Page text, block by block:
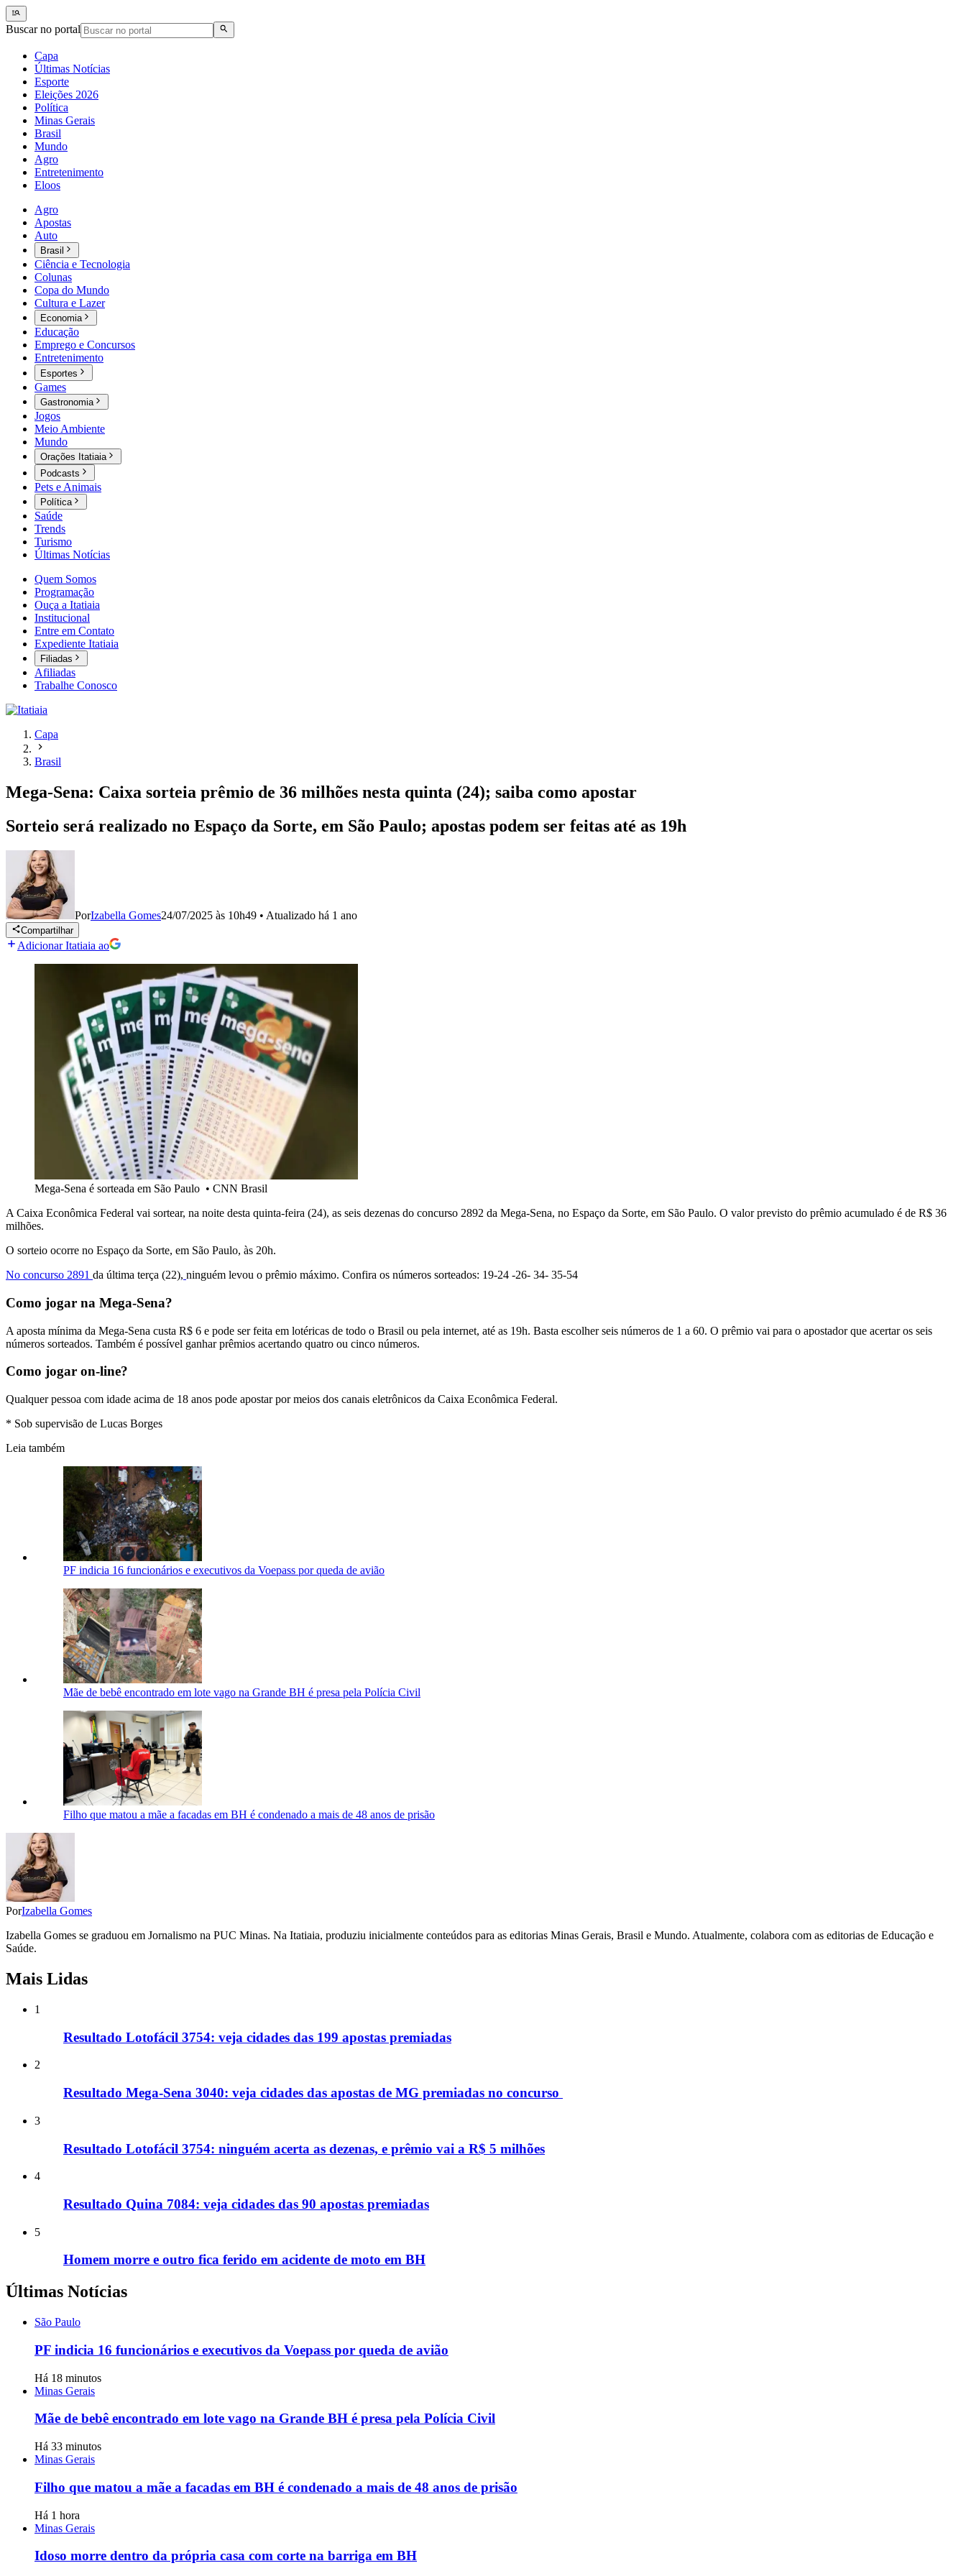
Buscar no portal
Capa
Últimas Notícias
Esporte
Eleições 2026
Política
Minas Gerais
Brasil
Mundo
Agro
Entretenimento
Eloos
Agro
Apostas
Auto
Brasil
Ciência e Tecnologia
Colunas
Copa do Mundo
Cultura e Lazer
Economia
Educação
Emprego e Concursos
Entretenimento
Esportes
Games
Gastronomia
Jogos
Meio Ambiente
Mundo
Orações Itatiaia
Podcasts
Pets e Animais
Política
Saúde
Trends
Turismo
Últimas Notícias
Quem Somos
Programação
Ouça a Itatiaia
Institucional
Entre em Contato
Expediente Itatiaia
Filiadas
Afiliadas
Trabalhe Conosco
Capa
Brasil
Mega-Sena: Caixa sorteia prêmio de 36 milhões nesta quinta (24); saiba como apostar
Sorteio será realizado no Espaço da Sorte, em São Paulo; apostas podem ser feitas até as 19h
PorIzabella Gomes24/07/2025 às 10h49 • Atualizado há 1 ano
Compartilhar
Adicionar Itatiaia ao
Mega-Sena é sorteada em São Paulo • CNN Brasil
A Caixa Econômica Federal vai sortear, na noite desta quinta-feira (24), as seis dezenas do concurso 2892 da Mega-Sena, no Espaço da Sorte, em São Paulo. O valor previsto do prêmio acumulado é de R$ 36
milhões.
O sorteio ocorre no Espaço da Sorte, em São Paulo, às 20h.
No concurso 2891 da última terça (22), ninguém levou o prêmio máximo. Confira os números sorteados: 19-24 -26- 34- 35-54
Como jogar na Mega-Sena?
A aposta mínima da Mega-Sena custa R$ 6 e pode ser feita em lotéricas de todo o Brasil ou pela internet, até as 19h. Basta escolher seis números de 1 a 60. O prêmio vai para o apostador que acertar os seis
números sorteados. Também é possível ganhar prêmios acertando quatro ou cinco números.
Como jogar on-line?
Qualquer pessoa com idade acima de 18 anos pode apostar por meios dos canais eletrônicos da Caixa Econômica Federal.
* Sob supervisão de Lucas Borges
Leia também
PF indicia 16 funcionários e executivos da Voepass por queda de avião
Mãe de bebê encontrado em lote vago na Grande BH é presa pela Polícia Civil
Filho que matou a mãe a facadas em BH é condenado a mais de 48 anos de prisão
PorIzabella Gomes
Izabella Gomes se graduou em Jornalismo na PUC Minas. Na Itatiaia, produziu inicialmente conteúdos para as editorias Minas Gerais, Brasil e Mundo. Atualmente, colabora com as editorias de Educação e
Saúde.
Mais Lidas
1
Resultado Lotofácil 3754: veja cidades das 199 apostas premiadas
2
Resultado Mega-Sena 3040: veja cidades das apostas de MG premiadas no concurso
3
Resultado Lotofácil 3754: ninguém acerta as dezenas, e prêmio vai a R$ 5 milhões
4
Resultado Quina 7084: veja cidades das 90 apostas premiadas
5
Homem morre e outro fica ferido em acidente de moto em BH
Últimas Notícias
São Paulo
PF indicia 16 funcionários e executivos da Voepass por queda de avião
Há 18 minutos
Minas Gerais
Mãe de bebê encontrado em lote vago na Grande BH é presa pela Polícia Civil
Há 33 minutos
Minas Gerais
Filho que matou a mãe a facadas em BH é condenado a mais de 48 anos de prisão
Há 1 hora
Minas Gerais
Idoso morre dentro da própria casa com corte na barriga em BH